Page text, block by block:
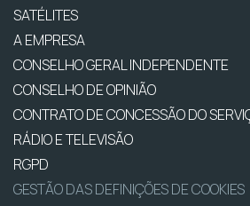
SATÉLITES
A EMPRESA
CONSELHO GERAL INDEPENDENTE
CONSELHO DE OPINIÃO
CONTRATO DE CONCESSÃO DO
RÁDIO E TELEVISÃO
RGPD
GESTÃO DAS DEFINIÇÕES DE COOKIES